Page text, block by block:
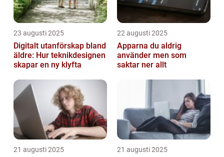
23 augusti 2025
Digitalt utanförskap bland
äldre: Hur teknikdesignen
skapar en ny klyfta
22 augusti 2025
Apparna du aldrig
använder men som
saktar ner allt
21 augusti 2025 21 augusti 2025